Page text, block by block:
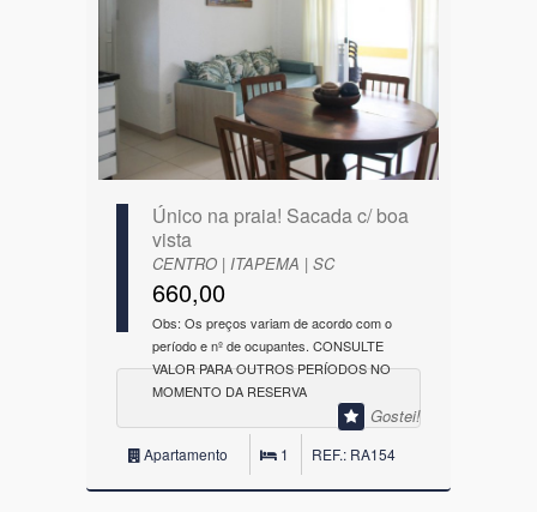
Único na praia! Sacada c/ boa
vista
CENTRO | ITAPEMA | SC
660,00
Obs: Os preços variam de acordo com o
período e nº de ocupantes. CONSULTE
VALOR PARA OUTROS PERÍODOS NO
MOMENTO DA RESERVA
Gostei!
Apartamento 1 REF.: RA154